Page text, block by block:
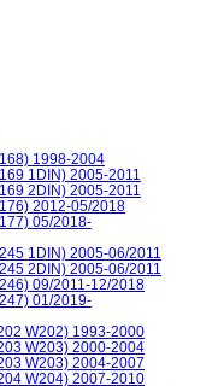
1998-2004
1DIN) 2005-2011
2DIN) 2005-2011
2012-05/2018
05/2018-
1DIN) 2005-06/2011
2DIN) 2005-06/2011
09/2011-12/2018
01/2019-
W202) 1993-2000
W203) 2000-2004
W203) 2004-2007
W204) 2007-2010